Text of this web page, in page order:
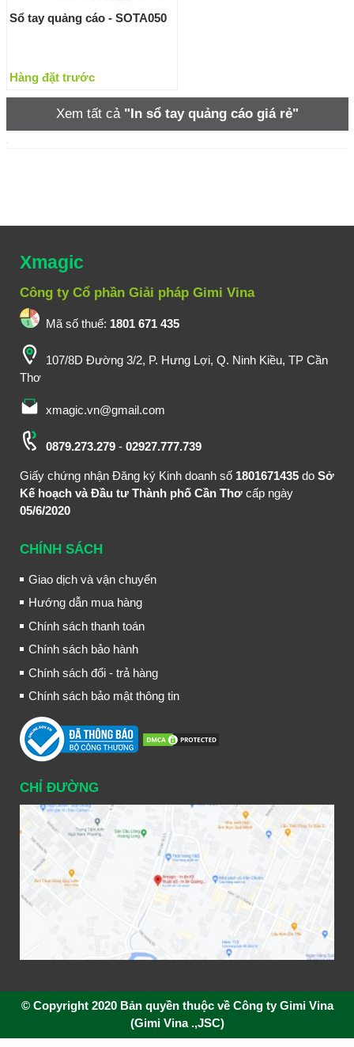
Sổ tay quảng cáo - SOTA050
Hàng đặt trước
Xem tất cả "In sổ tay quảng cáo giá rẻ"
Xmagic
Công ty Cổ phần Giải pháp Gimi Vina
Mã số thuế: 1801 671 435
107/8D Đường 3/2, P. Hưng Lợi, Q. Ninh Kiều, TP Cần
Thơ
xmagic.vn@gmail.com
0879.273.279- 02927.777.739
Giấy chứng nhận Đăng ký Kinh doanh số 1801671435 do Sở
Kế hoạch và Đầu tư Thành phố Cần Thơ cấp ngày
05/6/2020
CHÍNH SÁCH
Giao dịch và vận chuyển
Hướng dẫn mua hàng
Chính sách thanh toán
Chính sách bảo hành
Chính sách đổi - trả hàng
Chính sách bảo mật thông tin
CHỈ ĐƯỜNG
© Copyright 2020 Bản quyền thuộc về Công ty Gimi Vina
(Gimi Vina .,JSC)